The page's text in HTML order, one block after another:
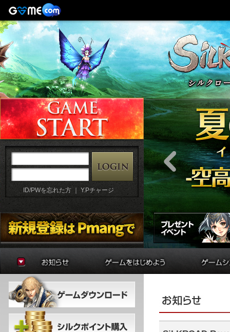
ID/PWを忘れた方 ｜Y.Pチャージ
お知らせ
アップデート
イベント
ゲームの準備
はじめに
初心者ガイド
錬金術
バトル
ダンジ